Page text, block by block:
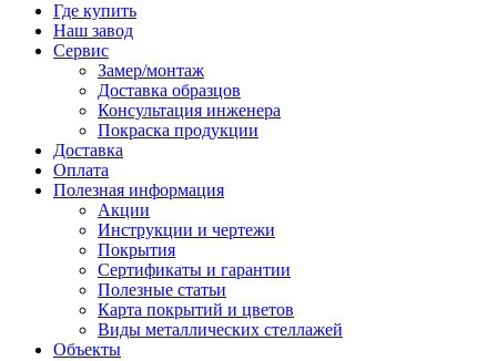
Где купить
Наш завод
Сервис
Замер/монтаж
Доставка образцов
Консультация инженера
Покраска продукции
Доставка
Оплата
Полезная информация
Акции
Инструкции и чертежи
Покрытия
Сертификаты и гарантии
Полезные статьи
Карта покрытий и цветов
Виды металлических стеллажей
Объекты